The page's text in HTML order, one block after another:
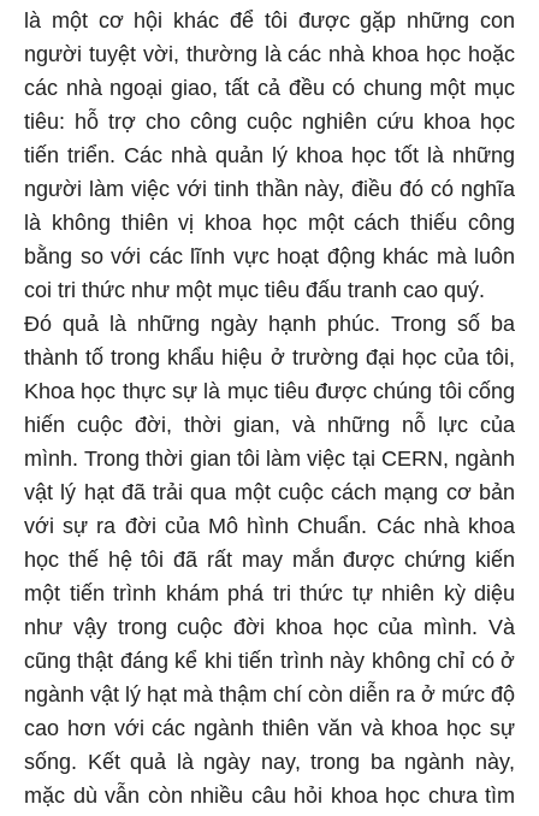
là một cơ hội khác để tôi được gặp những con
người tuyệt vời, thường là các nhà khoa học hoặc
các nhà ngoại giao, tất cả đều có chung một mục
tiêu: hỗ trợ cho công cuộc nghiên cứu khoa học
tiến triển. Các nhà quản lý khoa học tốt là những
người làm việc với tinh thần này, điều đó có nghĩa
là không thiên vị khoa học một cách thiếu công
bằng so với các lĩnh vực hoạt động khác mà luôn
coi tri thức như một mục tiêu đấu tranh cao quý.
Đó quả là những ngày hạnh phúc. Trong số ba
thành tố trong khẩu hiệu ở trường đại học của tôi,
Khoa học thực sự là mục tiêu được chúng tôi cống
hiến cuộc đời, thời gian, và những nỗ lực của
mình. Trong thời gian tôi làm việc tại CERN, ngành
vật lý hạt đã trải qua một cuộc cách mạng cơ bản
với sự ra đời của Mô hình Chuẩn. Các nhà khoa
học thế hệ tôi đã rất may mắn được chứng kiến
một tiến trình khám phá tri thức tự nhiên kỳ diệu
như vậy trong cuộc đời khoa học của mình. Và
cũng thật đáng kể khi tiến trình này không chỉ có ở
ngành vật lý hạt mà thậm chí còn diễn ra ở mức độ
cao hơn với các ngành thiên văn và khoa học sự
sống. Kết quả là ngày nay, trong ba ngành này,
mặc dù vẫn còn nhiều câu hỏi khoa học chưa tìm